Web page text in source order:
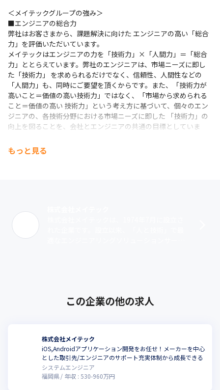
＜メイテックグループの強み＞
■エンジニアの総合力
弊社はお客さまから、課題解決に向けた エンジニアの高い「総合
力」を評価いただいています。
メイテックはエンジニアの力を「技術力」×「人間力」＝「総合
力」ととらえています。弊社のエンジニアは、市場ニーズに即し
た「技術力」 を求められるだけでなく、信頼性、人間性などの
「人間力」も、同時にご要望を頂くからです。また、「技術力が
高いこと＝価値の高い技術力」ではなく、「市場から求められる
こと＝価値の高い 技術力」という考え方に基づいて、個々のエン
ジニアの、各技術分野における市場ニーズに即した 「技術力」の
向上を図ることを、会社とエンジニアの共通の目標としていま
■技術力と人間力を支える教育体制
主導型」研修と、専門性の高いテーマやエリア特有の技術を習得
できる「自己啓発型」研修を提供することで、エンジニアのキャ
リアアップを支援しています。
もっと見る
この企業の他の求人
株式会社メイテック
iOS,Androidアプリケーション開発をお任せ！メーカーを中心
とした取引先/エンジニアのサポート充実体制から成長できる
システムエンジニア
福岡県
年収 : 530-960万円